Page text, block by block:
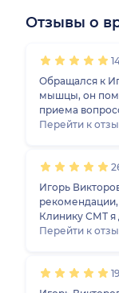
Отзывы о
Обращался к
мышцы, он
приема
специалист.
Перейти к
Игорь
рекомендации,
Клинику СМТ я
наблюдалась,
Перейти к